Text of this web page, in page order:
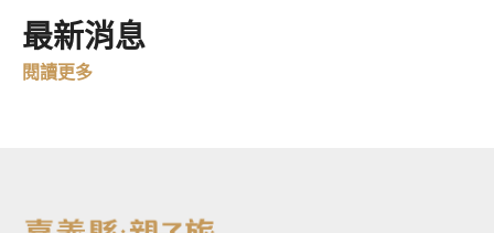
最新消息
閱讀更多